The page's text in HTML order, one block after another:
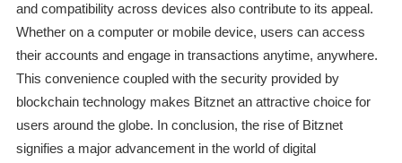
and compatibility across devices also contribute to its appeal.
Whether on a computer or mobile device, users can access
their accounts and engage in transactions anytime, anywhere.
This convenience coupled with the security provided by
blockchain technology makes Bitznet an attractive choice for
users around the globe. In conclusion, the rise of Bitznet
signifies a major advancement in the world of digital